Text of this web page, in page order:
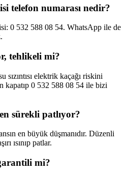
telefon numarası nedir?
0 532 588 08 54. WhatsApp ile de
tehlikeli mi?
elektrik kaçağı riskini
kapatıp 0 532 588 08 54 ile bizi
sürekli patlıyor?
en büyük düşmanıdır. Düzenli
ısınıp patlar.
mi?